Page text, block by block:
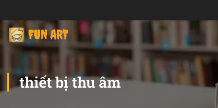
thiết bị thu âm